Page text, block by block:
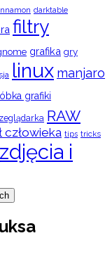
darktable
filtry
grafika gry
linux manjaro
grafiki
RAW
człowieka tips tricks
zdjęcia i